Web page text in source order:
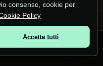
consenso, cookie per
Policy
Accetta tutti
e alle
e problemi
raccolgo
operativo.
servite·Privacy·Cookie